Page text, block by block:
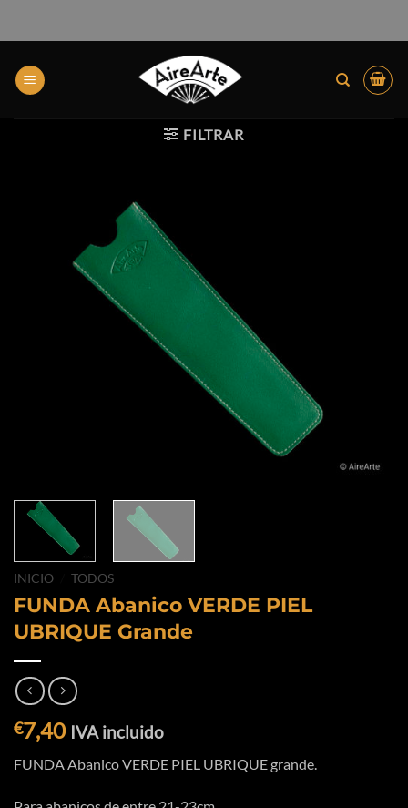
FILTRAR
INICIO TODOS
FUNDA Abanico VERDE PIEL
UBRIQUE Grande
€7,40 IVA incluido
FUNDA Abanico VERDE PIEL UBRIQUE grande.